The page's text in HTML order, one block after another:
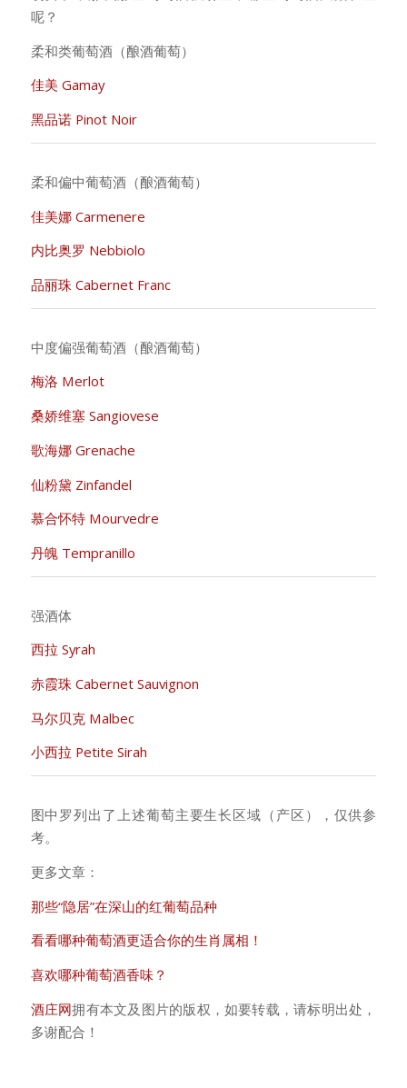
呢？
柔和类葡萄酒（酿酒葡萄）
佳美 Gamay
黑品诺 Pinot Noir
柔和偏中葡萄酒（酿酒葡萄）
佳美娜 Carmenere
内比奥罗 Nebbiolo
品丽珠 Cabernet Franc
中度偏强葡萄酒（酿酒葡萄）
梅洛 Merlot
桑娇维塞 Sangiovese
歌海娜 Grenache
仙粉黛 Zinfandel
慕合怀特 Mourvedre
丹魄 Tempranillo
强酒体
西拉 Syrah
赤霞珠 Cabernet Sauvignon
马尔贝克 Malbec
小西拉 Petite Sirah
图中罗列出了上述葡萄主要生长区域（产区），仅供参
考。
更多文章：
那些“隐居”在深山的红葡萄品种
看看哪种葡萄酒更适合你的生肖属相！
喜欢哪种葡萄酒香味？
酒庄网拥有本文及图片的版权，如要转载，请标明出处，
多谢配合！